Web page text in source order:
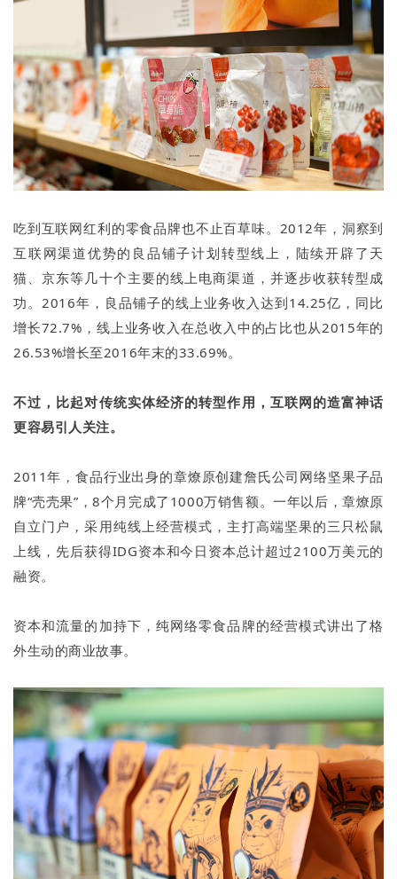
吃到互联网红利的零食品牌也不止百草味。2012年，洞察到
互联网渠道优势的良品铺子计划转型线上，陆续开辟了天
猫、京东等几十个主要的线上电商渠道，并逐步收获转型成
功。2016年，良品铺子的线上业务收入达到14.25亿，同比
增长72.7%，线上业务收入在总收入中的占比也从2015年的
26.53%增长至2016年末的33.69%。
不过，比起对传统实体经济的转型作用，互联网的造富神话
更容易引人关注。
2011年，食品行业出身的章燎原创建詹氏公司网络坚果子品
牌“壳壳果”，8个月完成了1000万销售额。一年以后，章燎原
自立门户，采用纯线上经营模式，主打高端坚果的三只松鼠
上线，先后获得IDG资本和今日资本总计超过2100万美元的
融资。
资本和流量的加持下，纯网络零食品牌的经营模式讲出了格
外生动的商业故事。